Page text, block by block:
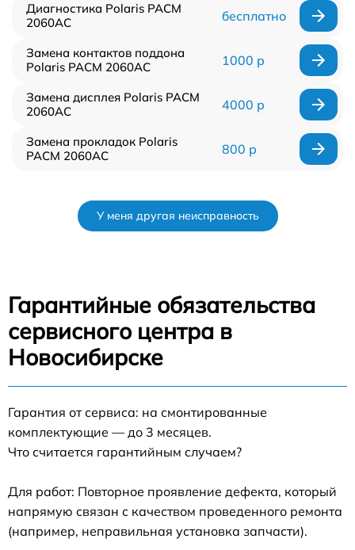
Диагностика Polaris PACM
2060AC
бесплатно
Замена контактов поддона
Polaris PACM 2060AC
1000 р
Замена дисплея Polaris PACM
2060AC
4000 р
Замена прокладок Polaris
PACM 2060AC
800 р
У меня другая неисправность
Гарантийные обязательства
сервисного центра в
Новосибирске
Гарантия от сервиса: на смонтированные
комплектующие — до 3 месяцев.
Что считается гарантийным случаем?
Для работ: Повторное проявление дефекта, который
напрямую связан с качеством проведенного ремонта
(например, неправильная установка запчасти).